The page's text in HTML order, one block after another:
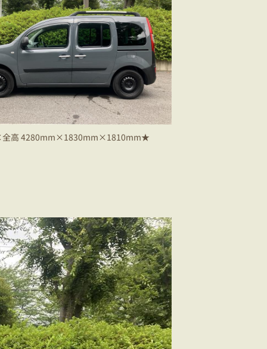
高 4280mm×1830mm×1810mm★